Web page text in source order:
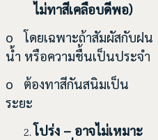
ไม่ทาสีเคลือบดีพอ)
o โดยเฉพาะถ้าสัมผัสกับฝน
น้ำ หรือความชื้นเป็นประจำ
o ต้องทาสีกันสนิมเป็น
ระยะ
โปร่ง – อาจไม่เหมาะ